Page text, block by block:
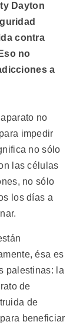
Dayton
contra
no
a
no
impedir
no sólo
las células
no sólo
los días a
ésa es
palestinas: la
de
de
beneficiar